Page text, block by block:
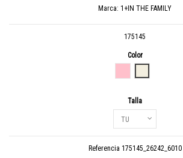
Marca: 1+IN THE FAMILY
175145
Color
Talla
Referencia 175145_26242_6010